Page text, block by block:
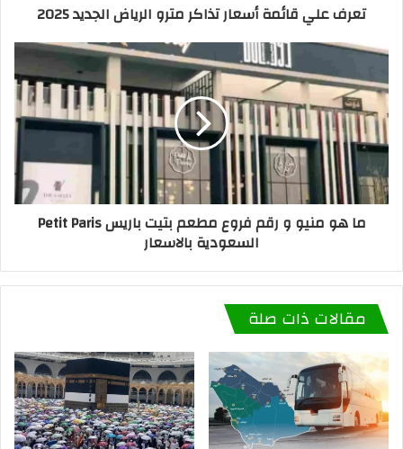
تعرف علي قائمة أسعار تذاكر مترو الرياض الجديد 2025
ما هو منيو و رقم فروع مطعم بتيت باريس Petit Paris
السعودية بالاسعار
مقالات ذات صلة